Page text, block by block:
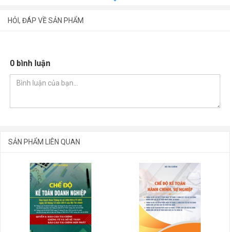
HỎI, ĐÁP VỀ SẢN PHẨM
0 bình luận
GỬI BÌNH LUẬN
SẢN PHẨM LIÊN QUAN